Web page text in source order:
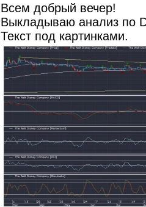
Всем добрый вечер!
Выкладываю анализ по
Текст под картинками.